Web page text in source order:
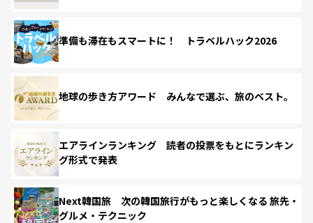
準備も滞在もスマートに！ トラベルハック2026
地球の歩き方アワード みんなで選ぶ、旅のベスト。
エアラインランキング 読者の投票をもとにランキン
グ形式で発表
Next韓国旅 次の韓国旅行がもっと楽しくなる 旅先・
グルメ・テクニック